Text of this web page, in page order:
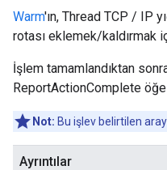
Warm'ın, Thread TCP / IP
rotası eklemek/kaldırmak
İşlem tamamlandıktan
ReportActionComplete
Not: Bu işlev belirtilen
Ayrıntılar